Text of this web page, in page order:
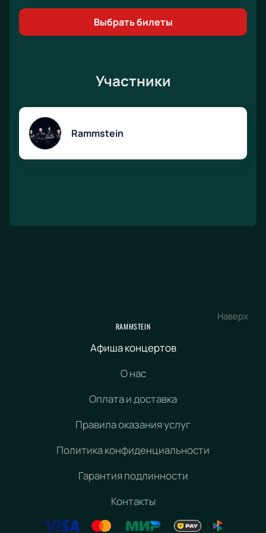
Выбрать билеты
Участники
Rammstein
Наверх
RAMMSTEIN
Афиша концертов
О нас
Оплата и доставка
Правила оказания услуг
Политика конфиденциальности
Гарантия подлинности
Контакты